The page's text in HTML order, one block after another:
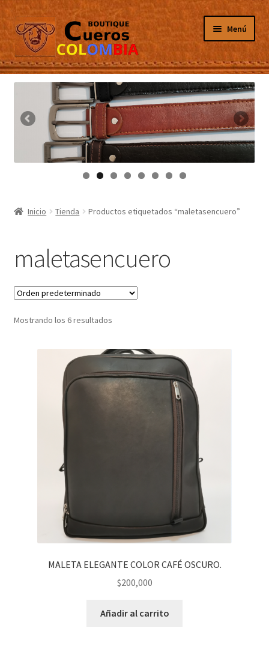
Ir
a
la
navegación
Ir
al
contenido
Menú
Inicio
Masculino
Femenino
Porta Celulares
Infantil
Inicio Tienda Productos etiquetados “maletasencuero”
maletasencuero
Mostrando los 6 resultados
MALETA ELEGANTE COLOR CAFÉ OSCURO.
$200,000
Añadir al carrito